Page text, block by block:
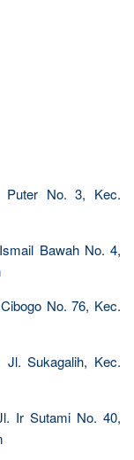
Puter No. 3, Kec.
Bawah No. 4,
No. 76, Kec.
Jl. Sukagalih, Kec.
Ir Sutami No. 40,